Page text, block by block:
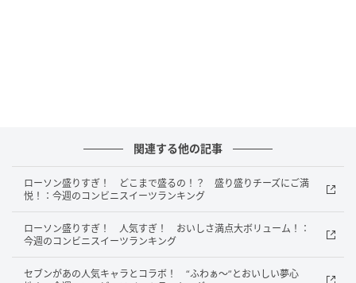
関連する他の記事
ローソン盛りすぎ！ どこまで盛るの！？ 盛り盛りチーズにご満
悦！：今週のコンビニスイーツランキング
ローソン盛りすぎ！ 人気すぎ！ おいしさ満点大ボリューム！：
今週のコンビニスイーツランキング
セブンがあの人気キャラとコラボ！ “ふわぁ～”とおいしい夢心